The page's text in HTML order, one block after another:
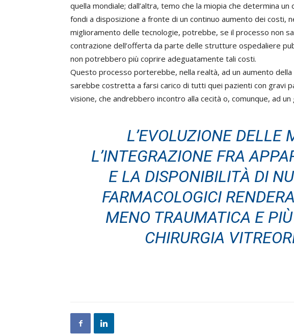
quella mondiale; dall’altra, temo che la miopia che determina
fondi a disposizione a fronte di un continuo aumento dei costi,
miglioramento delle tecnologie, potrebbe, se il processo non
contrazione dell’offerta da parte delle strutture ospedaliere
non potrebbero più coprire adeguatamente tali costi.
Questo processo porterebbe, nella realtà, ad un aumento della
sarebbe costretta a farsi carico di tutti quei pazienti con gravi
visione, che andrebbero incontro alla cecità o, comunque, ad un
L’EVOLUZIONE DELLE
L’INTEGRAZIONE FRA
E LA DISPONIBILITÀ DI
FARMACOLOGICI
MENO TRAUMATICA E
CHIRURGIA